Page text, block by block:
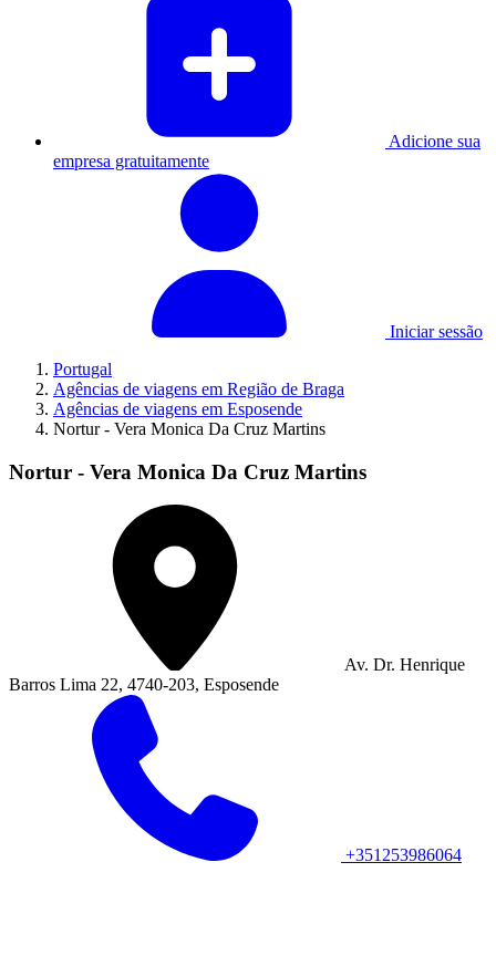
Adicione sua
empresa gratuitamente
Iniciar sessão
Portugal
Agências de viagens em Região de Braga
Agências de viagens em Esposende
Nortur - Vera Monica Da Cruz Martins
Nortur - Vera Monica Da Cruz Martins
Av. Dr. Henrique
Barros Lima 22, 4740-203, Esposende
+351253986064